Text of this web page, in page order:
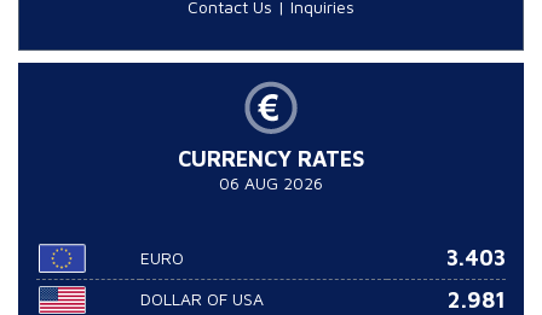
Contact Us | Inquiries
CURRENCY RATES
06 AUG 2026
EURO 3.403
DOLLAR OF USA 2.981